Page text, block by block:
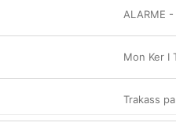
ALARME
Mon Ker I
Trakass